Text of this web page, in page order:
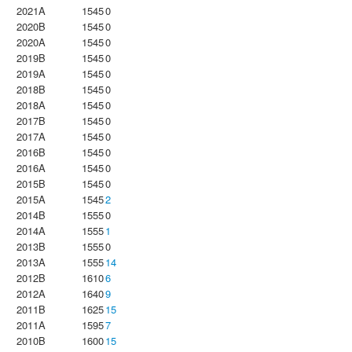
2021A
15450
2020B
15450
2020A
15450
2019B
15450
2019A
15450
2018B
15450
2018A
15450
2017B
15450
2017A
15450
2016B
15450
2016A
15450
2015B
15450
2015A
15452
2014B
15550
2014A
15551
2013B
15550
2013A
155514
2012B
16106
2012A
16409
2011B
162515
2011A
15957
2010B
160015